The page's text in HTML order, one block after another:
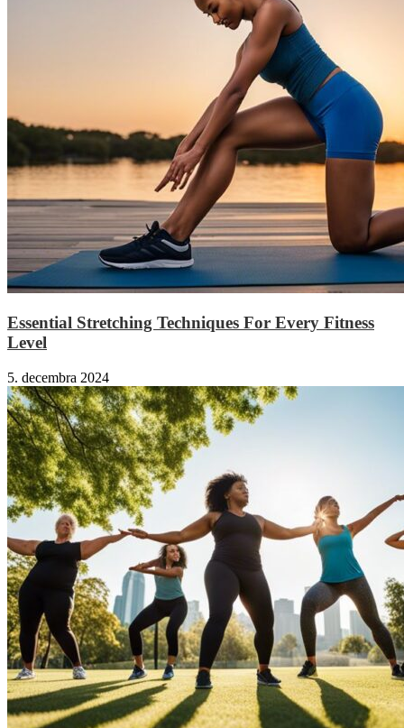
Essential Stretching Techniques For Every Fitness
Level
5. decembra 2024